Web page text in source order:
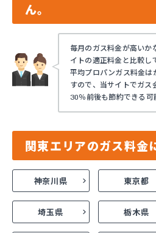
ん。
毎月のガス料金が高いか
イトの適正料金と比較し
平均プロパンガス料金は
すので、当サイトでガス
30％前後も節約できる可
関東エリアのガス料金
神奈川県 東京都
埼玉県 栃木県